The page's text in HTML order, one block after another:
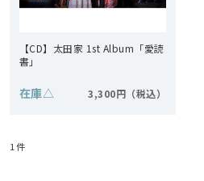
【CD】太田家 1st Album「愛読
書」
在庫△ 3,300円
1 件